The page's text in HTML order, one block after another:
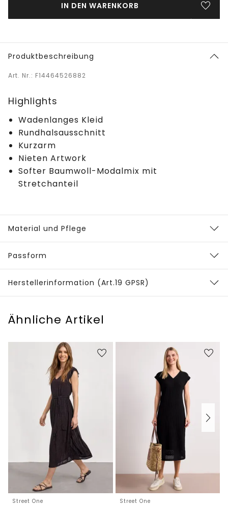
IN DEN WARENKORB
Produktbeschreibung
Art. Nr.: F14464526882
Highlights
Wadenlanges Kleid
Rundhalsausschnitt
Kurzarm
Nieten Artwork
Softer Baumwoll-Modalmix mit
Stretchanteil
Material und Pflege
Passform
Herstellerinformation (Art.19 GPSR)
Ähnliche Artikel
Street One Street One